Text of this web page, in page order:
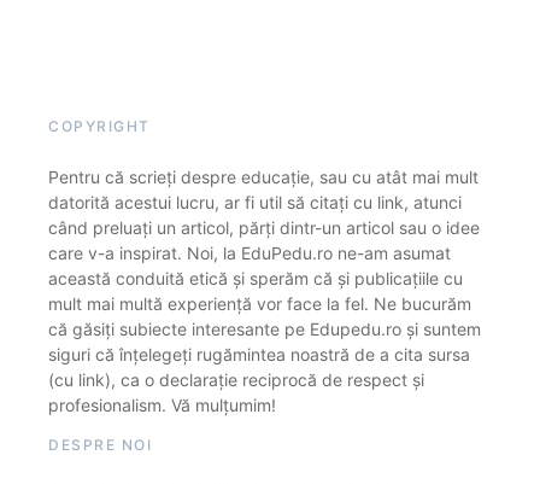
COPYRIGHT
Pentru că scrieți despre educație, sau cu atât mai mult
datorită acestui lucru, ar fi util să citați cu link, atunci
când preluați un articol, părți dintr-un articol sau o idee
care v-a inspirat. Noi, la EduPedu.ro ne-am asumat
această conduită etică și sperăm că și publicațiile cu
mult mai multă experiență vor face la fel. Ne bucurăm
că găsiți subiecte interesante pe Edupedu.ro și suntem
siguri că înțelegeți rugămintea noastră de a cita sursa
(cu link), ca o declarație reciprocă de respect și
profesionalism. Vă mulțumim!
DESPRE NOI